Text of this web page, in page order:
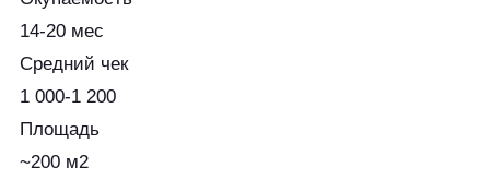
14-20 мес
Средний чек
1 000-1 200
Площадь
~200 м2